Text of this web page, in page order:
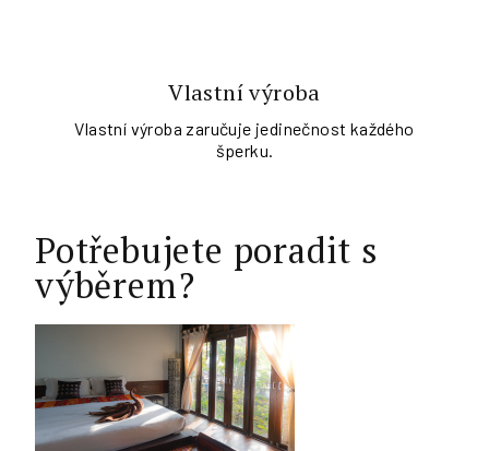
Vlastní výroba
Vlastní výroba zaručuje jedinečnost každého
šperku.
Potřebujete poradit s
výběrem?